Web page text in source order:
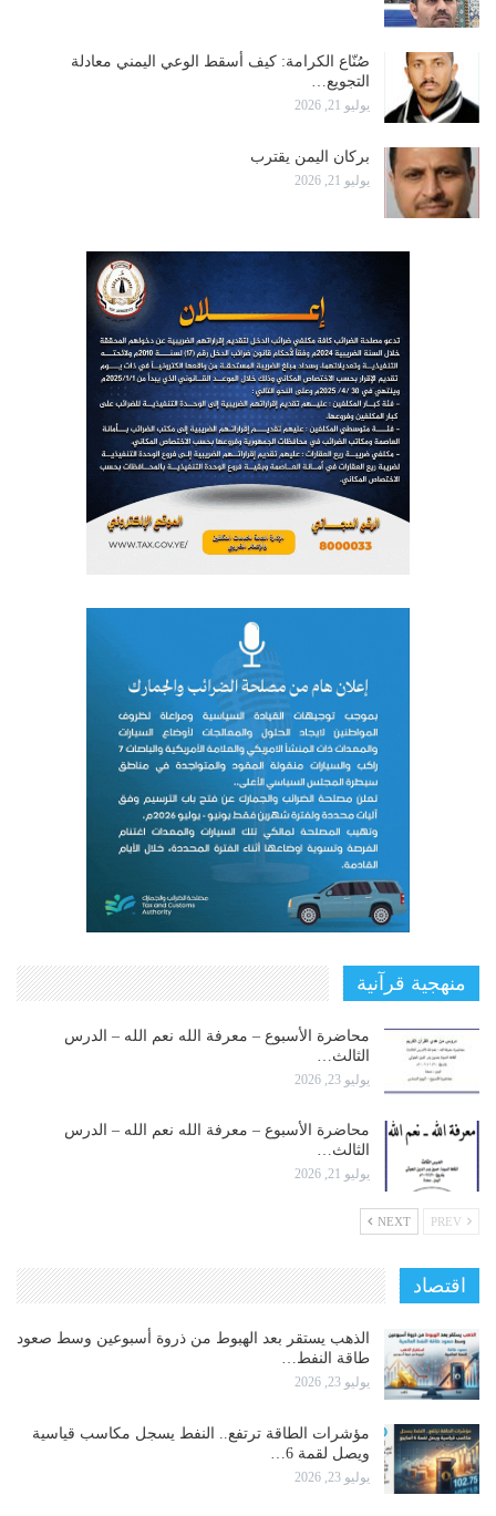
صُنّاع الكرامة: كيف أسقط الوعي اليمني معادلة
التجويع…
يوليو 21, 2026
بركان اليمن يقترب
يوليو 21, 2026
منهجية قرآنية
محاضرة الأسبوع – معرفة الله نعم الله – الدرس
الثالث…
يوليو 23, 2026
محاضرة الأسبوع – معرفة الله نعم الله – الدرس
الثالث…
يوليو 21, 2026
NEXT
اقتصاد
الذهب يستقر بعد الهبوط من ذروة أسبوعين وسط صعود
طاقة النفط…
يوليو 23, 2026
مؤشرات الطاقة ترتفع.. النفط يسجل مكاسب قياسية
ويصل لقمة 6…
يوليو 23, 2026